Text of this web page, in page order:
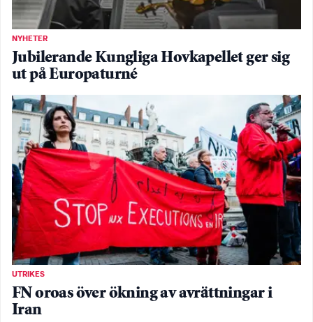
NYHETER
Jubilerande Kungliga Hovkapellet ger sig
ut på Europaturné
UTRIKES
FN oroas över ökning av avrättningar i
Iran